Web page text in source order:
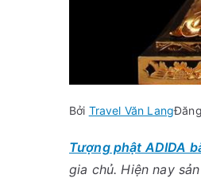
Bởi Travel Văn Lang
Tượng phật ADIDA
gia chủ. Hiện nay